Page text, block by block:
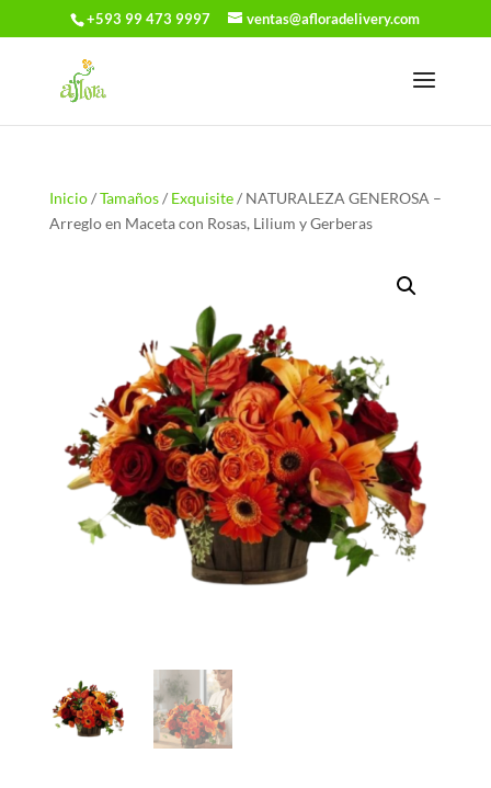
+593 99 473 9997 ventas@afloradelivery.com
Inicio/Tamaños/ Exquisite/ NATURALEZA GENEROSA –
Arreglo en Maceta con Rosas, Lilium y Gerberas